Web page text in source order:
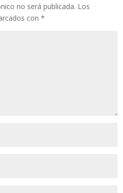
no será publicada. Los
con*